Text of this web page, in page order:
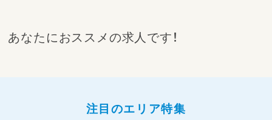
あなたにおススメの求人です！
注目のエリア特集